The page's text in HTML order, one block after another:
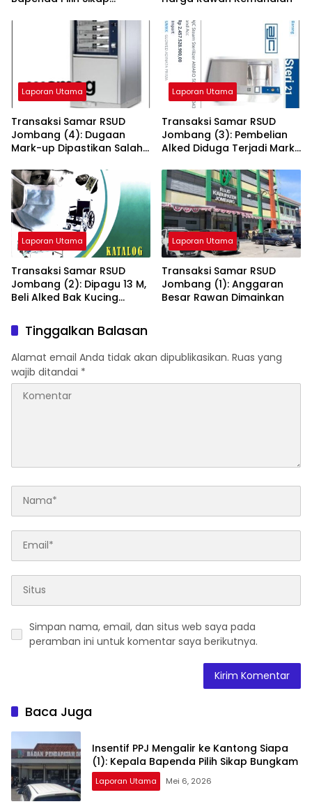
Laporan Utama
Transaksi Samar RSUD
Jombang (4): Dugaan
Mark-up Dipastikan Salah,
Dokumen
Laporan Utama
Transaksi Samar RSUD
Jombang (3): Pembelian
Alked Diduga Terjadi Mark-
Laporan Utama
Transaksi Samar RSUD
Jombang (2): Dipagu 13 M,
Beli Alked Bak Kucing
Laporan Utama
Transaksi Samar RSUD
Jombang (1): Anggaran
Besar Rawan Dimainkan
Tinggalkan Balasan
Alamat email Anda tidak akan dipublikasikan. Ruas yang
wajib ditandai *
Simpan nama, email, dan situs web saya pada
peramban ini untuk komentar saya berikutnya.
Baca Juga
Insentif PPJ Mengalir ke Kantong Siapa
(1): Kepala Bapenda Pilih Sikap Bungkam
Laporan Utama Mei 6, 2026